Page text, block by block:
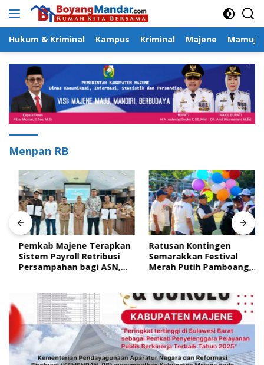
Langsung
Hukum & Kriminal Kampus Kriminal Majene Mamuju
Menpan RB
Pemkab Majene Terapkan
Sistem Payroll Retribusi
Persampahan bagi ASN,
Ratusan Kontingen
Semarakkan Festival
Merah Putih Pamboang,
Tanah Air